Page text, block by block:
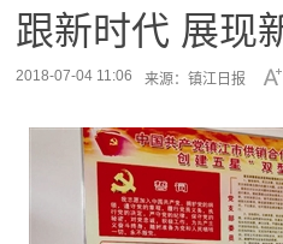
跟新时代 展现
2018-07-04 11:06 来源：镇江日报